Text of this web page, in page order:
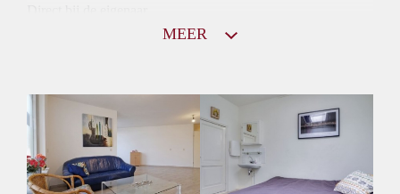
Huurtoeslag
Niet mogelijk
Inkomen eis
N.V.T.
Huurtermijn
MEER